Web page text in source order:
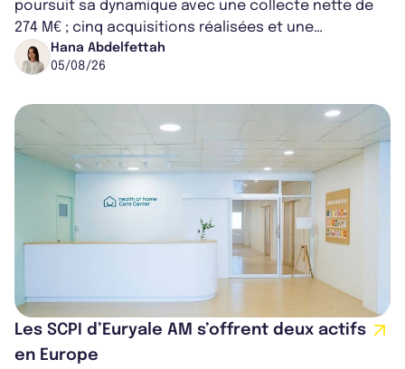
poursuit sa dynamique avec une collecte nette de
274 M€ ; cinq acquisitions réalisées et une
capitalisation portée à 1,38 Md€....
Hana Abdelfettah
05/08/26
Les SCPI d’Euryale AM s’offrent deux actifs
en Europe